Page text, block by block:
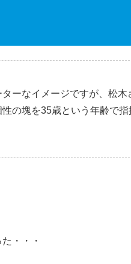
ーなイメージですが、松
の塊を35歳という年齢で
・・・